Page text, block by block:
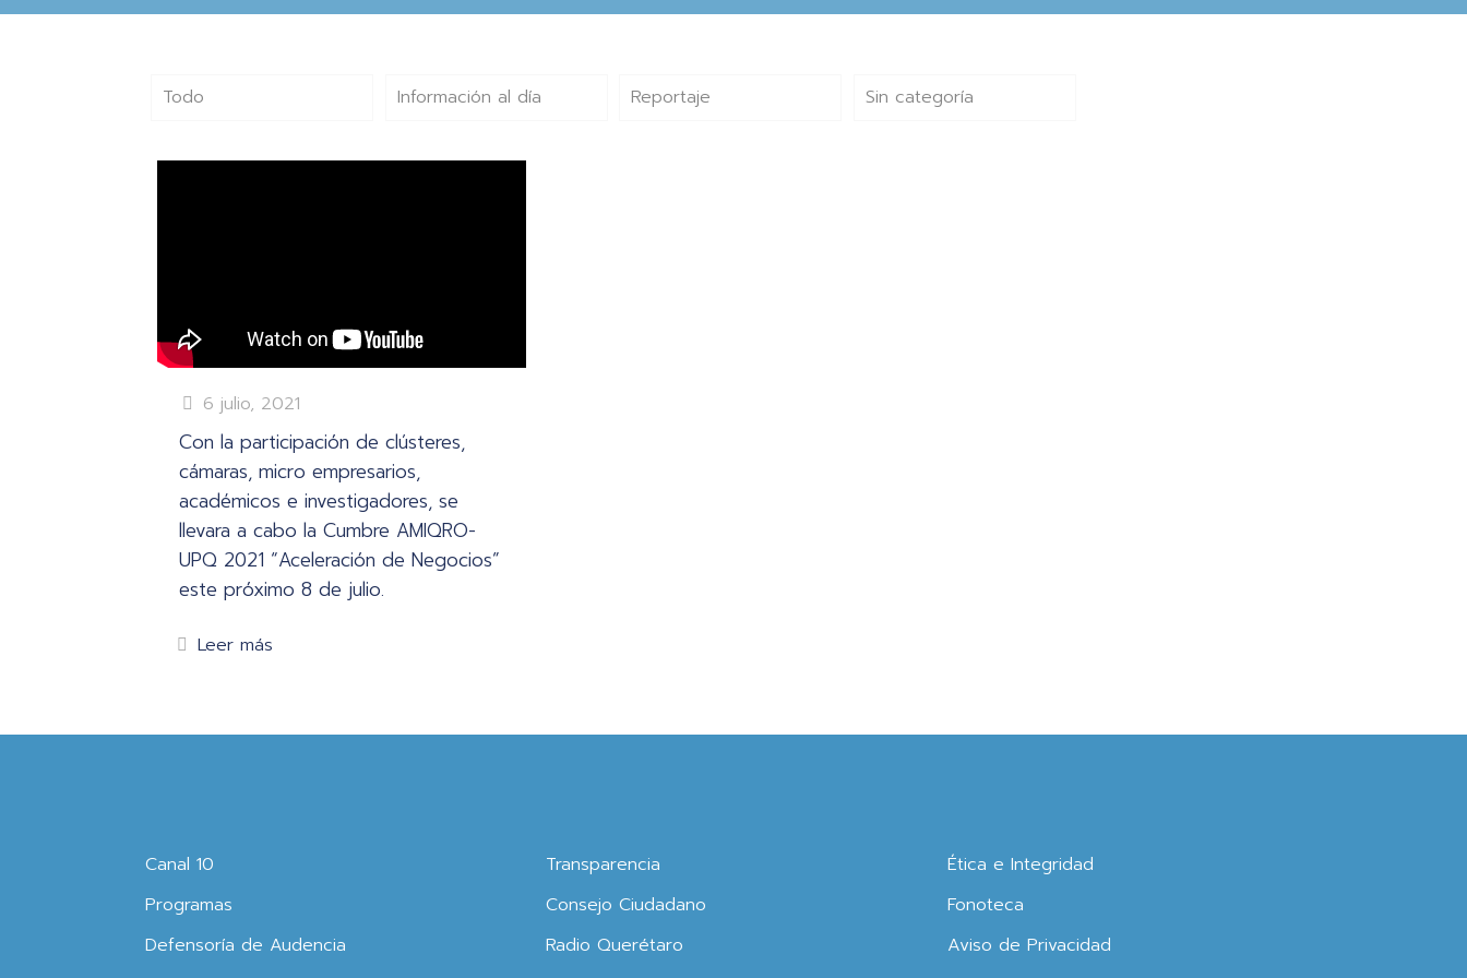
Todo Información al día Reportaje Sin categoría
6 julio, 2021
Con la participación de clústeres,
cámaras, micro empresarios,
académicos e investigadores, se
llevara a cabo la Cumbre AMIQRO-
UPQ 2021 “Aceleración de Negocios”
este próximo 8 de julio.
Leer más
Canal 10
Programas
Defensoría de Audencia
Transparencia
Consejo Ciudadano
Radio Querétaro
Ética e Integridad
Fonoteca
Aviso de Privacidad